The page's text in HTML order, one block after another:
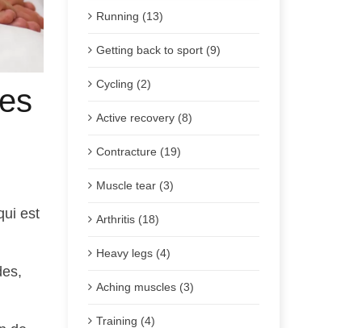
est
Running (13)
Getting back to sport (9)
Cycling (2)
Active recovery (8)
Contracture (19)
Muscle tear (3)
Arthritis (18)
Heavy legs (4)
Aching muscles (3)
Training (4)